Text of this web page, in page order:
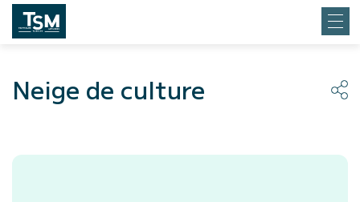
Neige de culture